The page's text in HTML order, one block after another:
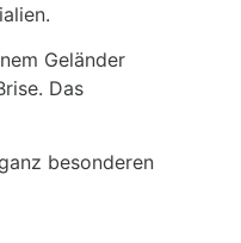
Geländer
Das
besonderen